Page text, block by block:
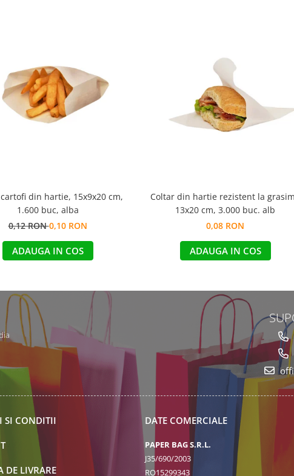
din hartie, 15x9x20 cm,
1.600 buc, alba
0,12 RON0,10 RON
ADAUGA IN COS
Coltar din hartie rezistent la
13x20 cm, 3.000 buc. alb
0,08 RON
ADAUGA IN COS
SI CONDITII
DE LIVRARE
DATE COMERCIALE
PAPER BAG S.R.L.
J35/690/2003
RO15299343